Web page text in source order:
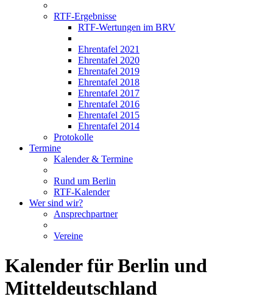
RTF-Ergebnisse
RTF-Wertungen im BRV
Ehrentafel 2021
Ehrentafel 2020
Ehrentafel 2019
Ehrentafel 2018
Ehrentafel 2017
Ehrentafel 2016
Ehrentafel 2015
Ehrentafel 2014
Protokolle
Termine
Kalender & Termine
Rund um Berlin
RTF-Kalender
Wer sind wir?
Ansprechpartner
Vereine
Kalender für Berlin und
Mitteldeutschland